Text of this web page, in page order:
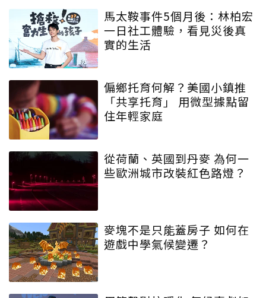
馬太鞍事件5個月後：林柏宏
一日社工體驗，看見災後真
實的生活
偏鄉托育何解？美國小鎮推
「共享托育」 用微型據點留
住年輕家庭
從荷蘭、英國到丹麥 為何一
些歐洲城市改裝紅色路燈？
麥塊不是只能蓋房子 如何在
遊戲中學氣候變遷？